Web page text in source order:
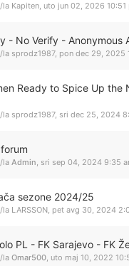
la Kapiten, uto jun 02, 2026 10:51
- No Verify - Anonymous
la sprodz1987, pon dec 29, 2025
Ready to Spice Up the
la sprodz1987, sri dec 25, 2024
la Admin, sri sep 04, 2024 9:35
sezone 2024/25
la LARSSON, pet avg 30, 2024
PL - FK Sarajevo - FK
la Omar500, uto maj 10, 2022